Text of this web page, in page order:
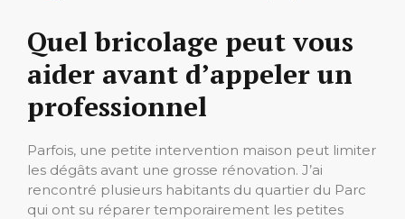
Quel bricolage peut vous
aider avant d’appeler un
professionnel
Parfois, une petite intervention maison peut limiter
les dégâts avant une grosse rénovation. J’ai
rencontré plusieurs habitants du quartier du Parc
qui ont su réparer temporairement les petites